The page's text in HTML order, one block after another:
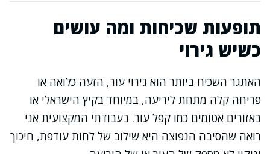
תופעות שכיחות ומה עושים
כשיש גירוי
האתגר השכיח ביותר הוא גירוי עור, הזעה כלואה או
פריחה קלה מתחת ליריעה, במיוחד בקיץ הישראלי או
באזורים אטומים כמו קפל עור. בעבודתי המקצועית אני
רואה שהסיבה הנפוצה היא שילוב של לחות עודפת, חיכוך